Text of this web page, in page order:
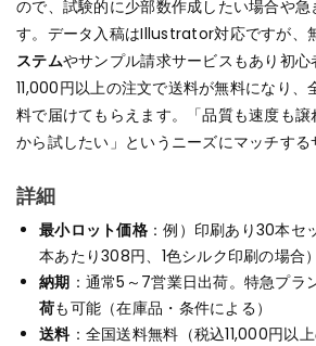
ので、試験的に少部数作成したい場合や
す。データ入稿はIllustrator対応ですが、
ステムやサンプル請求サービスもあり初心
11,000円以上の注文で送料が無料になり
料で届けてもらえます。「品質も速度も譲
から試したい」というニーズにマッチする
詳細
最小ロット価格：例）印刷あり30本セ
本あたり308円、1色シルク印刷の場合）
納期 ：通常5～7営業日出荷。特急プラ
荷も可能（在庫品・条件による）
送料：全国送料無料（税込11,000円以